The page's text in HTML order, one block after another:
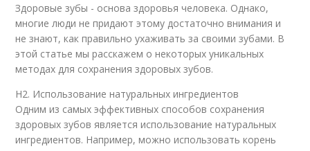
Здоровые зубы - основа здоровья человека. Однако,
многие люди не придают этому достаточно внимания и
не знают, как правильно ухаживать за своими зубами. В
этой статье мы расскажем о некоторых уникальных
методах для сохранения здоровых зубов.
H2. Использование натуральных ингредиентов
Одним из самых эффективных способов сохранения
здоровых зубов является использование натуральных
ингредиентов. Например, можно использовать корень